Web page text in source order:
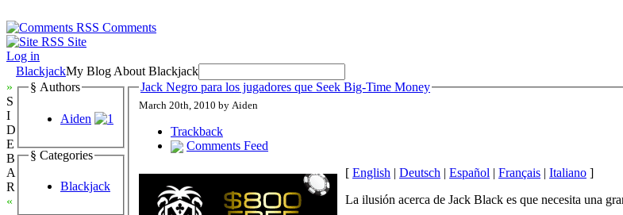
Comments
Site
Log in
BlackjackMy Blog About Blackjack
»
S
I
D
E
B
A
R
«
§ Authors
Aiden
§ Categories
Blackjack
Jack Negro para los jugadores que Seek Big-Time Money
March 20th, 2010 by Aiden
Trackback
Comments Feed
[ English | Deutsch | Español | Français | Italiano ]
La ilusión acerca de Jack Black es que necesita una